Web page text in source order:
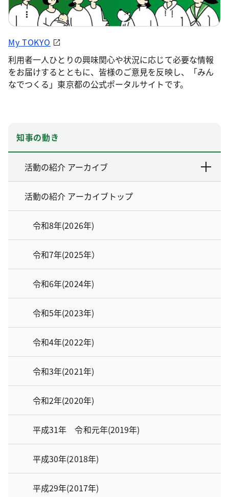
My TOKYO
利用者一人ひとりの興味関心や状況に応じて必要な情報
をお届けするとともに、皆様のご意見を反映し、「みん
なでつくる」東京都の公式ポータルサイトです。
知事の動き
活動の紹介 アーカイブ
活動の紹介 アーカイブトップ
令和8年(2026年)
令和7年(2025年）
令和6年(2024年)
令和5年(2023年)
令和4年(2022年)
令和3年(2021年)
令和2年(2020年)
平成31年 令和元年(2019年)
平成30年(2018年)
平成29年(2017年)